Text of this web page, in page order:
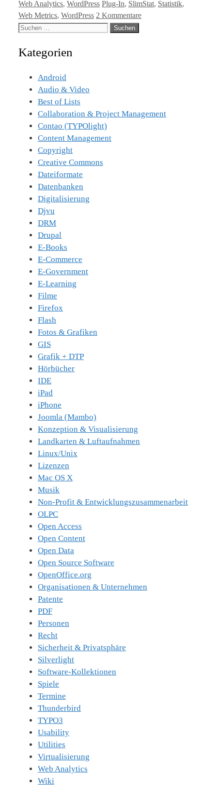
Kategorien
Web Analytics, WordPress Tags
Plug-In, SlimStat, Statistik,
Web Metrics, WordPress 2 Kommentare
Suche
Kategorien
Android
Audio & Video
Best of Lists
Collaboration & Project Management
Contao (TYPOlight)
Content Management
Copyright
Creative Commons
Dateiformate
Datenbanken
Digitalisierung
Djvu
DRM
Drupal
E-Books
E-Commerce
E-Government
E-Learning
Filme
Firefox
Flash
Fotos & Grafiken
GIS
Grafik + DTP
Hörbücher
IDE
iPad
iPhone
Joomla (Mambo)
Konzeption & Visualisierung
Landkarten & Luftaufnahmen
Linux/Unix
Lizenzen
Mac OS X
Musik
Non-Profit & Entwicklungszusammenarbeit
OLPC
Open Access
Open Content
Open Data
Open Source Software
OpenOffice.org
Organisationen & Unternehmen
Patente
PDF
Personen
Recht
Sicherheit & Privatsphäre
Silverlight
Software-Kollektionen
Spiele
Termine
Thunderbird
TYPO3
Usability
Utilities
Virtualisierung
Web Analytics
Wiki